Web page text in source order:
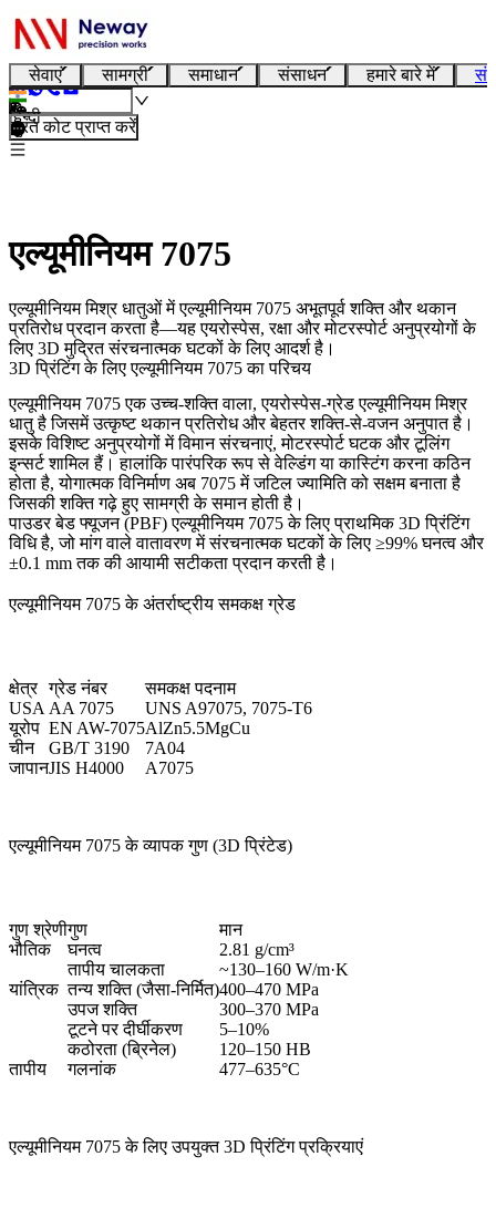
सेवाएं सामग्री समाधान संसाधन हमारे बारे में
हिन्दी
तुरंत कोट प्राप्त करें
एल्यूमीनियम 7075
एल्यूमीनियम मिश्र धातुओं में एल्यूमीनियम 7075 अभूतपूर्व शक्ति और थकान
प्रतिरोध प्रदान करता है—यह एयरोस्पेस, रक्षा और मोटरस्पोर्ट अनुप्रयोगों के
लिए 3D मुद्रित संरचनात्मक घटकों के लिए आदर्श है।
3D प्रिंटिंग के लिए एल्यूमीनियम 7075 का परिचय
एल्यूमीनियम 7075 एक उच्च-शक्ति वाला, एयरोस्पेस-ग्रेड एल्यूमीनियम मिश्र
धातु है जिसमें उत्कृष्ट थकान प्रतिरोध और बेहतर शक्ति-से-वजन अनुपात है।
इसके विशिष्ट अनुप्रयोगों में विमान संरचनाएं, मोटरस्पोर्ट घटक और टूलिंग
इन्सर्ट शामिल हैं। हालांकि पारंपरिक रूप से वेल्डिंग या कास्टिंग करना कठिन
होता है, योगात्मक विनिर्माण अब 7075 में जटिल ज्यामिति को सक्षम बनाता है
जिसकी शक्ति गढ़े हुए सामग्री के समान होती है।
पाउडर बेड फ्यूजन (PBF)एल्यूमीनियम 7075 के लिए प्राथमिक 3D प्रिंटिंग
विधि है, जो मांग वाले वातावरण में संरचनात्मक घटकों के लिए ≥99% घनत्व और
±0.1 mm तक की आयामी सटीकता प्रदान करती है।
एल्यूमीनियम 7075 के अंतर्राष्ट्रीय समकक्ष ग्रेड
क्षेत्र ग्रेड नंबर
समकक्ष पदनाम
USA AA 7075
UNS A97075, 7075-T6
यूरोप EN AW-7075AlZn5.5MgCu
चीन
GB/T 3190
7A04
जापानJIS H4000 A7075
एल्यूमीनियम 7075 के व्यापक गुण (3D प्रिंटेड)
गुण श्रेणीगुण
मान
भौतिक
घनत्व
2.81 g/cm³
तापीय चालकता
~130–160 W/m·K
यांत्रिक तन्य शक्ति (जैसा-निर्मित)400–470 MPa
उपज शक्ति
300–370 MPa
टूटने पर दीर्घीकरण
5–10%
कठोरता (ब्रिनेल)
120–150 HB
तापीय
गलनांक 477–635°C
एल्यूमीनियम 7075 के लिए उपयुक्त 3D प्रिंटिंग प्रक्रियाएं